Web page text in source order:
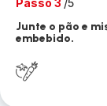
Passo 3 /5
Junte o pão e
embebido.